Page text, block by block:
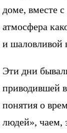
доме, вместе
атмосфера
и шаловливой
Эти дни
приводившей
понятия о
людей», чаем,